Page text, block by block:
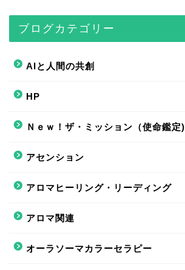
ブログカテゴリー
AIと人間の共創
HP
Ｎｅｗ！ザ・ミッション（使命鑑定)
アセンション
アロマヒーリング・リーディング
アロマ関連
オーラソーマカラーセラピー